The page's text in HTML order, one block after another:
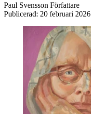
Paul Svensson Författare
Publicerad: 20 februari 2026